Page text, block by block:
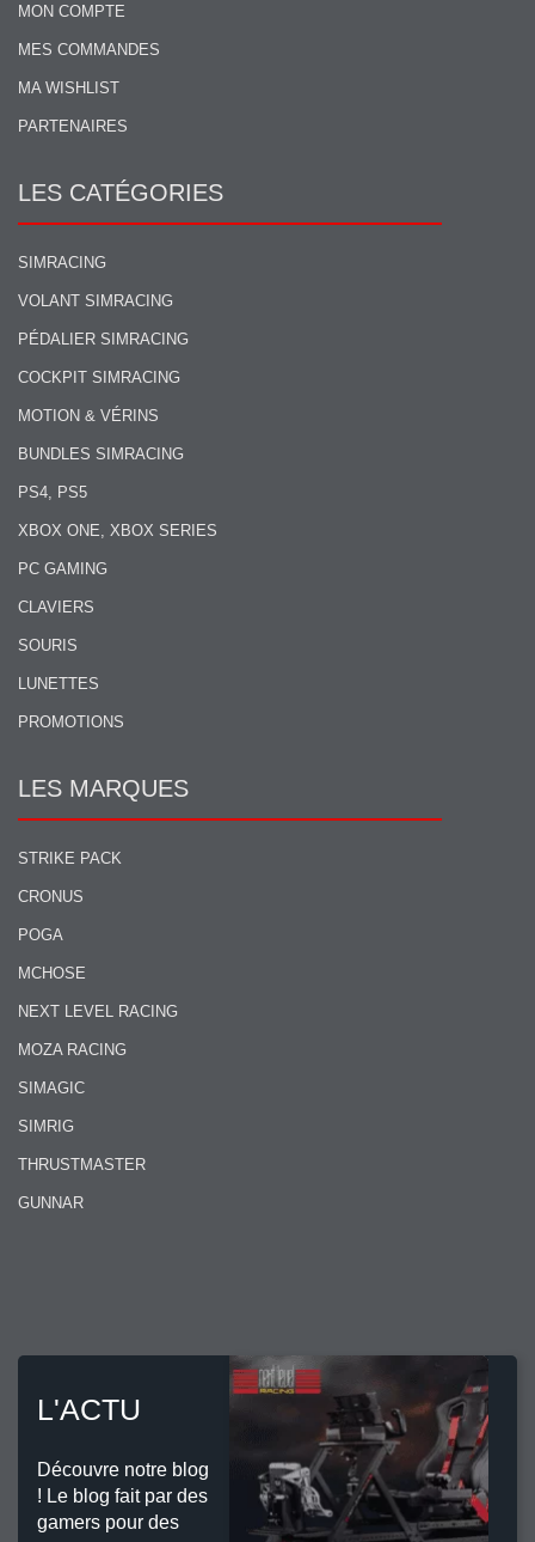
MON COMPTE
MES COMMANDES
MA WISHLIST
PARTENAIRES
LES CATÉGORIES
SIMRACING
VOLANT SIMRACING
PÉDALIER SIMRACING
COCKPIT SIMRACING
MOTION & VÉRINS
BUNDLES SIMRACING
PS4, PS5
XBOX ONE, XBOX SERIES
PC GAMING
CLAVIERS
SOURIS
LUNETTES
PROMOTIONS
LES MARQUES
STRIKE PACK
CRONUS
POGA
MCHOSE
NEXT LEVEL RACING
MOZA RACING
SIMAGIC
SIMRIG
THRUSTMASTER
GUNNAR
L'ACTU
Découvre notre blog
! Le blog fait par des
gamers pour des